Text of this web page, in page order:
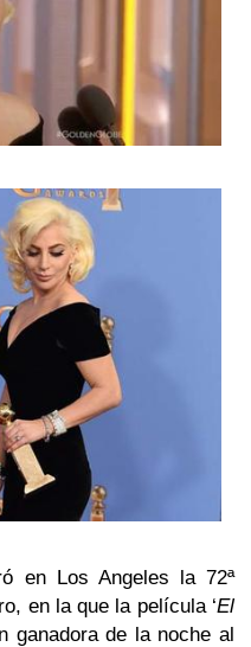
en Los Angeles la 72ª
en la que la película ‘El
ganadora de la noche al